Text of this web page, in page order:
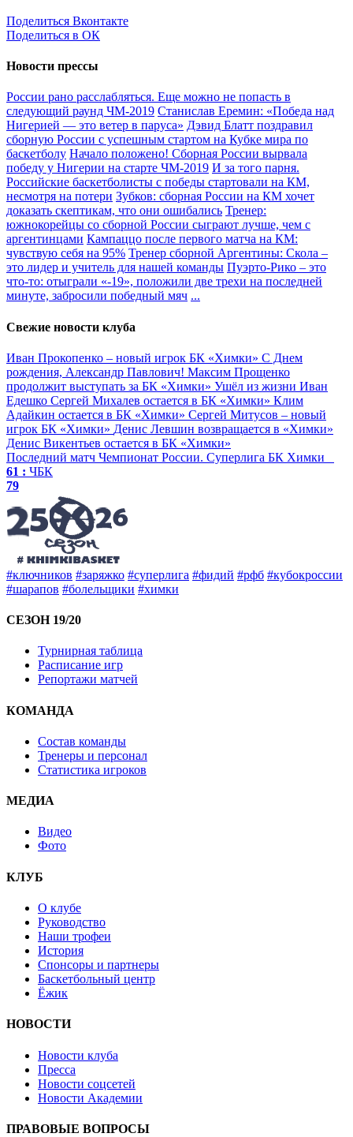
Поделиться Вконтакте
Поделиться в ОК
Новости прессы
России рано расслабляться. Еще можно не попасть в
следующий раунд ЧМ-2019 Станислав Еремин: «Победа над
Нигерией — это ветер в паруса» Дэвид Блатт поздравил
сборную России с успешным стартом на Кубке мира по
баскетболу Начало положено! Сборная России вырвала
победу у Нигерии на старте ЧМ-2019 И за того парня.
Российские баскетболисты с победы стартовали на КМ,
несмотря на потери Зубков: сборная России на КМ хочет
доказать скептикам, что они ошибались Тренер:
южнокорейцы со сборной России сыграют лучше, чем с
аргентинцами Кампаццо после первого матча на КМ:
чувствую себя на 95% Тренер сборной Аргентины: Скола –
это лидер и учитель для нашей команды Пуэрто-Рико – это
что-то: отыграли «-19», положили две трехи на последней
минуте, забросили победный мяч ...
Свежие новости клуба
Иван Прокопенко – новый игрок БК «Химки» С Днем
рождения, Александр Павлович! Максим Прощенко
продолжит выступать за БК «Химки» Ушёл из жизни Иван
Едешко Сергей Михалев остается в БК «Химки» Клим
Адайкин остается в БК «Химки» Сергей Митусов – новый
игрок БК «Химки» Денис Левшин возвращается в «Химки»
Денис Викентьев остается в БК «Химки»
Последний матч Чемпионат России. Суперлига БК Химки
61 : ЧБК
79
#ключников #заряжко #суперлига #фидий #рфб #кубокроссии
#шарапов #болельщики #химки
СЕЗОН 19/20
Турнирная таблица
Расписание игр
Репортажи матчей
КОМАНДА
Состав команды
Тренеры и персонал
Статистика игроков
МЕДИА
Видео
Фото
КЛУБ
О клубе
Руководство
Наши трофеи
История
Спонсоры и партнеры
Баскетбольный центр
Ёжик
НОВОСТИ
Новости клуба
Пресса
Новости соцсетей
Новости Академии
ПРАВОВЫЕ ВОПРОСЫ